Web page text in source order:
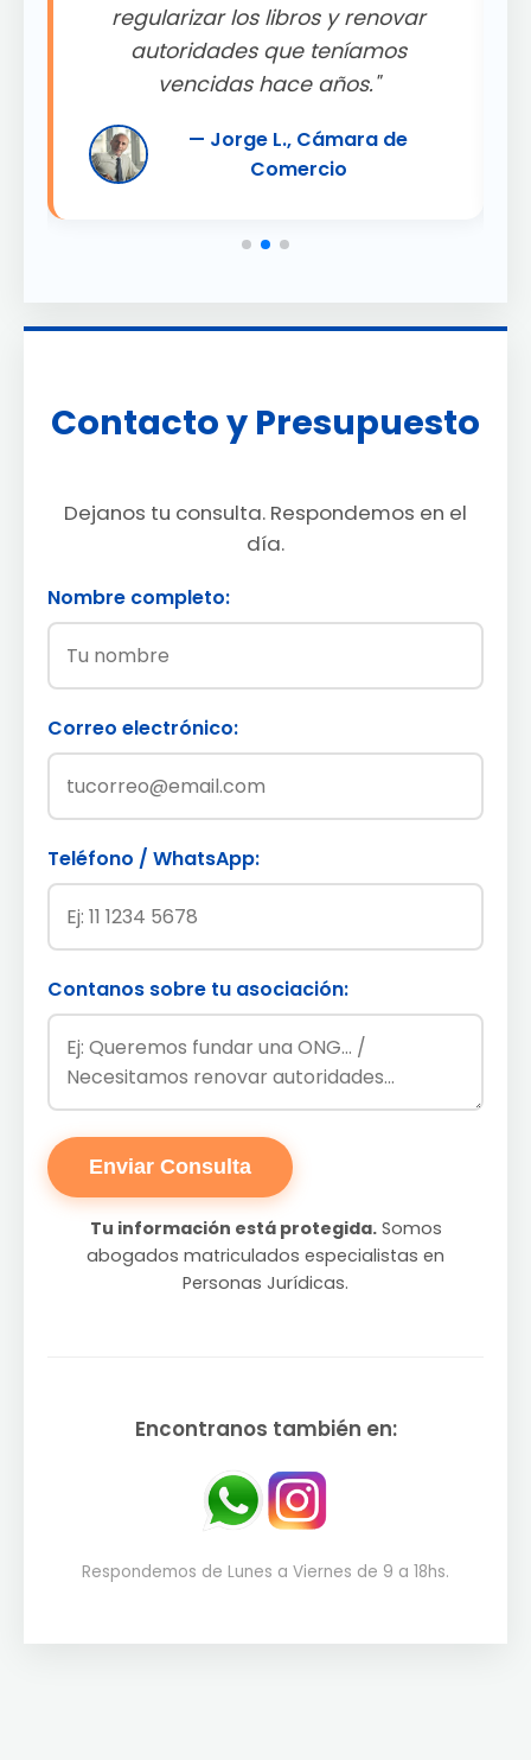
regularizar los libros y renovar
autoridades que teníamos
vencidas hace años."
— Jorge L., Cámara de
Comercio
Contacto y Presupuesto
Dejanos tu consulta. Respondemos en el
día.
Nombre completo:
Correo electrónico:
Teléfono / WhatsApp:
Contanos sobre tu asociación:
Enviar Consulta
Tu información está protegida.Somos
abogados matriculados especialistas en
Personas Jurídicas.
Encontranos también en:
Respondemos de Lunes a Viernes de 9 a 18hs.